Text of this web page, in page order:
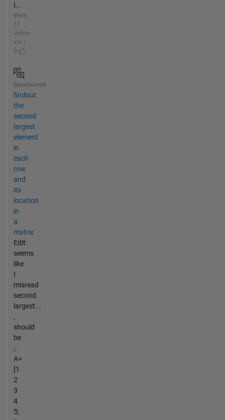
l...
etwa
11
Jahre
vor |
0
Beantwortet
findout
the
second
largest
element
in
each
row
and
its
location
in
a
matrix
Edit:
seems
like
I
misread
second
largest...
,
should
be
;.
A=
[1
2
3
4
5;